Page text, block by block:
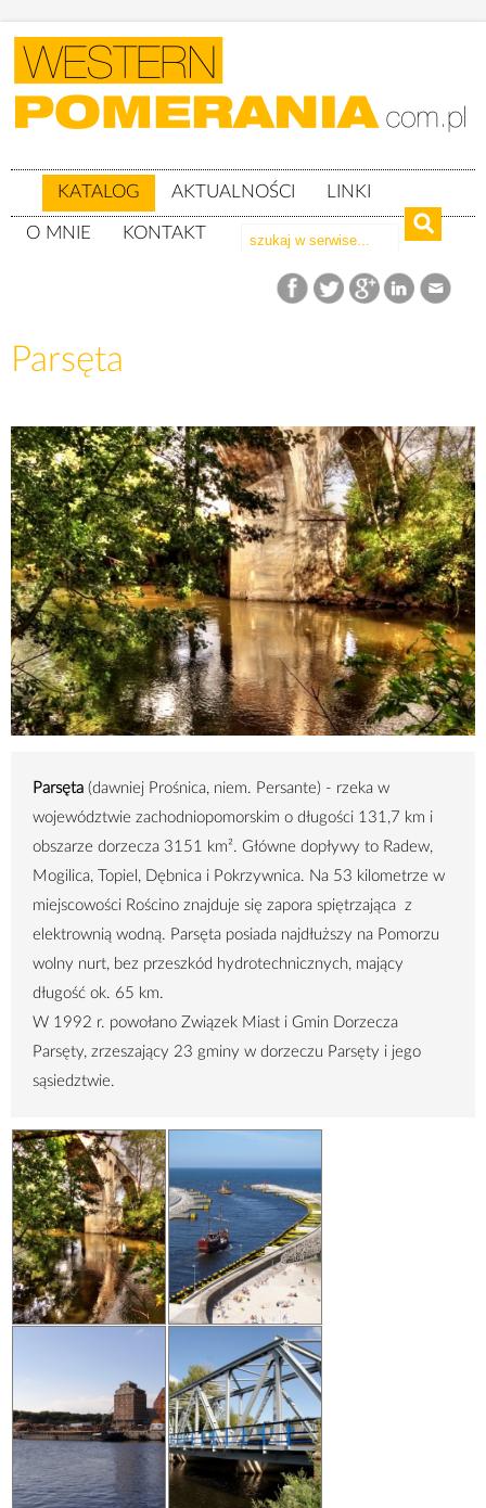
KATALOG AKTUALNOŚCI LINKI
O MNIE KONTAKT
Parsęta Parsęta
Parsęta
Parsęta (dawniej Prośnica, niem. Persante) - rzeka w
województwie zachodniopomorskim o długości 131,7 km i
obszarze dorzecza 3151 km². Główne dopływy to Radew,
Mogilica, Topiel, Dębnica i Pokrzywnica. Na 53 kilometrze w
miejscowości Rościno znajduje się zapora spiętrzająca z
elektrownią wodną. Parsęta posiada najdłuższy na Pomorzu
wolny nurt, bez przeszkód hydrotechnicznych, mający
długość ok. 65 km.
W 1992 r. powołano Związek Miast i Gmin Dorzecza
Parsęty, zrzeszający 23 gminy w dorzeczu Parsęty i jego
sąsiedztwie.